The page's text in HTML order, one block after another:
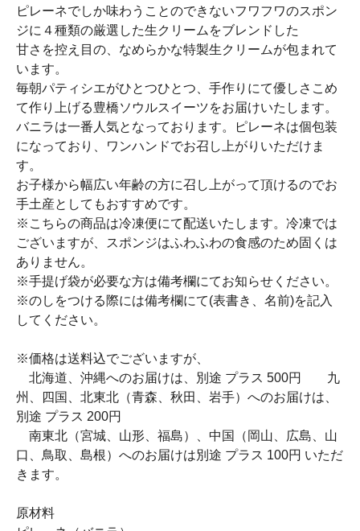
ピレーネでしか味わうことのできないフワフワのスポン
ジに４種類の厳選した生クリームをブレンドした
甘さを控え目の、なめらかな特製生クリームが包まれて
います。
毎朝パティシエがひとつひとつ、手作りにて優しさこめ
て作り上げる豊橋ソウルスイーツをお届けいたします。
バニラは一番人気となっております。ピレーネは個包装
になっており、ワンハンドでお召し上がりいただけま
す。
お子様から幅広い年齢の方に召し上がって頂けるのでお
手土産としてもおすすめです。
※こちらの商品は冷凍便にて配送いたします。冷凍では
ございますが、スポンジはふわふわの食感のため固くは
ありません。
※手提げ袋が必要な方は備考欄にてお知らせください。
※のしをつける際には備考欄にて(表書き、名前)を記入
してください。
※価格は送料込でございますが、
北海道、沖縄へのお届けは、別途 プラス 500円 九
州、四国、北東北（青森、秋田、岩手）へのお届けは、
別途 プラス 200円
南東北（宮城、山形、福島）、中国（岡山、広島、山
口、鳥取、島根）へのお届けは別途 プラス 100円 いただ
きます。
原材料